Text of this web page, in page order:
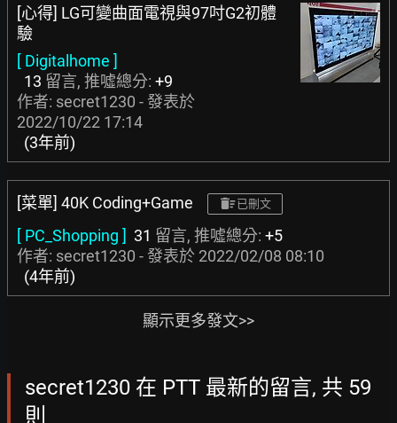
[心得] LG可變曲面電視與97吋G2初體
驗
[ Digitalhome ]
13 留言, 推噓總分: +9
作者: secret1230 - 發表於
2022/10/22 17:14
(3年前)
[菜單] 40K Coding+Game 已刪文
[ PC_Shopping ] 31 留言, 推噓總分: +5
作者: secret1230 - 發表於 2022/02/08 08:10
(4年前)
顯示更多發文>>
secret1230 在 PTT 最新的留言, 共 59
則